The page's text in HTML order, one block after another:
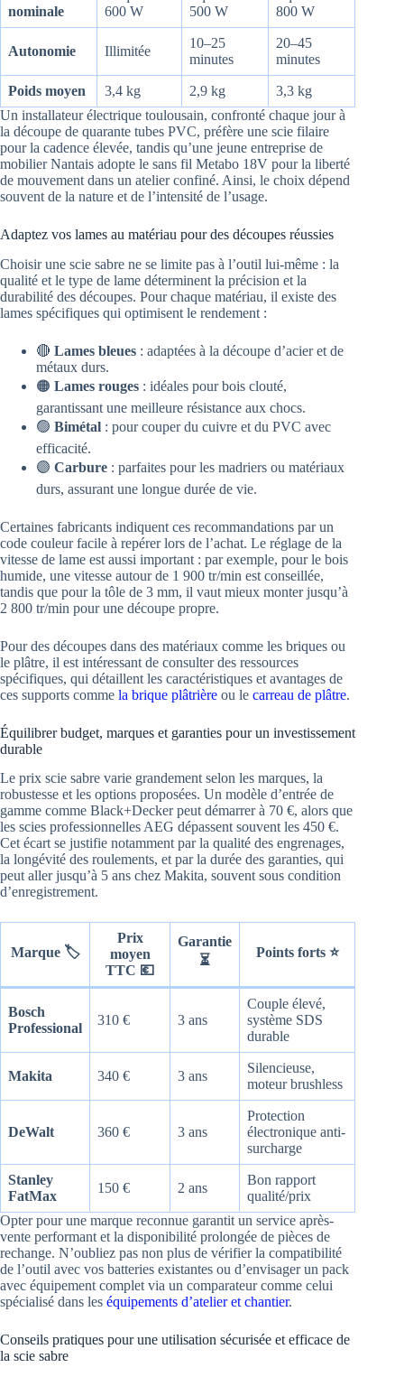
nominale
600 W
500 W
800 W
Autonomie Illimitée
10–25
minutes
20–45
minutes
Poids moyen 3,4 kg 2,9 kg
3,3 kg
Un installateur électrique toulousain, confronté chaque jour à
la découpe de quarante tubes PVC, préfère une scie filaire
pour la cadence élevée, tandis qu’une jeune entreprise de
mobilier Nantais adopte le sans fil Metabo 18V pour la liberté
de mouvement dans un atelier confiné. Ainsi, le choix dépend
souvent de la nature et de l’intensité de l’usage.
Adaptez vos lames au matériau pour des découpes réussies
Choisir une scie sabre ne se limite pas à l’outil lui-même : la
qualité et le type de lame déterminent la précision et la
durabilité des découpes. Pour chaque matériau, il existe des
lames spécifiques qui optimisent le rendement :
🔴 Lames bleues : adaptées à la découpe d’acier et de
métaux durs.
🟠 Lames rouges : idéales pour bois clouté,
garantissant une meilleure résistance aux chocs.
🟢 Bimétal : pour couper du cuivre et du PVC avec
efficacité.
🟣 Carbure : parfaites pour les madriers ou matériaux
durs, assurant une longue durée de vie.
Certaines fabricants indiquent ces recommandations par un
code couleur facile à repérer lors de l’achat. Le réglage de la
vitesse de lame est aussi important : par exemple, pour le bois
humide, une vitesse autour de 1 900 tr/min est conseillée,
tandis que pour la tôle de 3 mm, il vaut mieux monter jusqu’à
2 800 tr/min pour une découpe propre.
Pour des découpes dans des matériaux comme les briques ou
le plâtre, il est intéressant de consulter des ressources
spécifiques, qui détaillent les caractéristiques et avantages de
ces supports comme la brique plâtrière ou le carreau de plâtre.
Équilibrer budget, marques et garanties pour un investissement
durable
Le prix scie sabre varie grandement selon les marques, la
robustesse et les options proposées. Un modèle d’entrée de
gamme comme Black+Decker peut démarrer à 70 €, alors que
les scies professionnelles AEG dépassent souvent les 450 €.
Cet écart se justifie notamment par la qualité des engrenages,
la longévité des roulements, et par la durée des garanties, qui
peut aller jusqu’à 5 ans chez Makita, souvent sous condition
d’enregistrement.
Marque 🏷️
Prix
moyen
TTC 💶
Garantie
⏳
Points forts ⭐
Bosch
Professional
310 € 3 ans
Couple élevé,
système SDS
durable
Makita 340 € 3 ans
Silencieuse,
moteur brushless
DeWalt 360 € 3 ans
Protection
électronique anti-
surcharge
Stanley
FatMax
150 € 2 ans
Bon rapport
qualité/prix
Opter pour une marque reconnue garantit un service après-
vente performant et la disponibilité prolongée de pièces de
rechange. N’oubliez pas non plus de vérifier la compatibilité
de l’outil avec vos batteries existantes ou d’envisager un pack
avec équipement complet via un comparateur comme celui
spécialisé dans les équipements d’atelier et chantier.
Conseils pratiques pour une utilisation sécurisée et efficace de
la scie sabre